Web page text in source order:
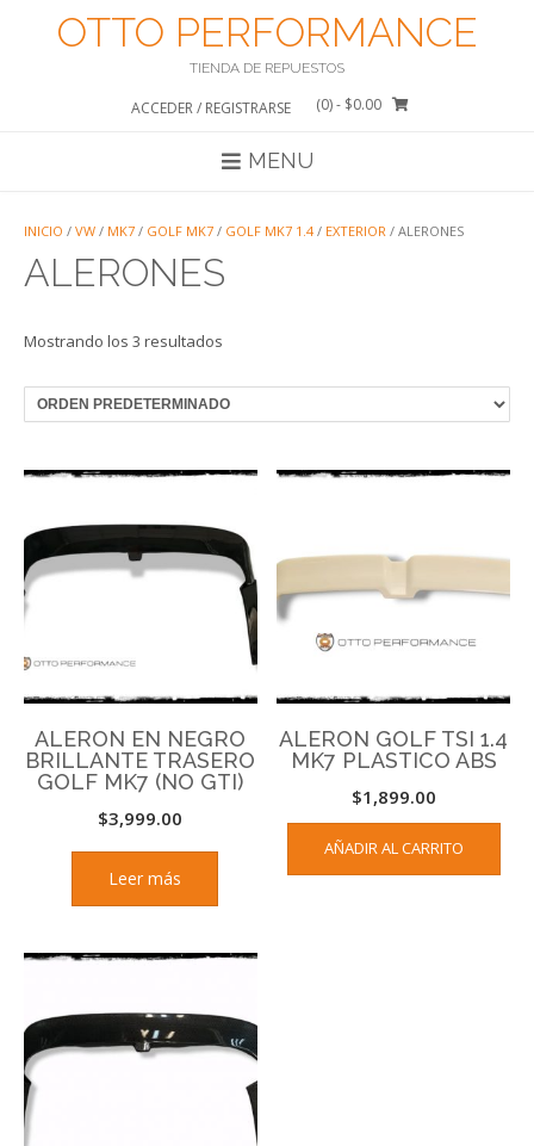
OTTO PERFORMANCE
TIENDA DE REPUESTOS
ACCEDER / REGISTRARSE (0)- $0.00
MENU
INICIO / VW / MK7 / GOLF MK7 / GOLF MK7 1.4/ EXTERIOR / ALERONES
ALERONES
Mostrando los 3 resultados
ALERON EN NEGRO
BRILLANTE TRASERO
GOLF MK7 (NO GTI)
$3,999.00
Leer más
ALERON GOLF TSI 1.4
MK7 PLASTICO ABS
$1,899.00
AÑADIR AL CARRITO